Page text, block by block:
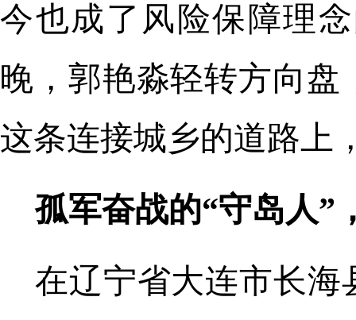
今也成了风险保障理
晚，郭艳淼轻转方向
这条连接城乡的道路上
孤军奋战的“守岛人”
在辽宁省大连市长海